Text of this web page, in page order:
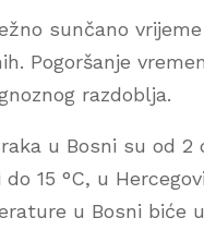
sunčano
Pogoršanje
razdoblja.
u Bosni su od 2
15 °C, u
u Bosni biće